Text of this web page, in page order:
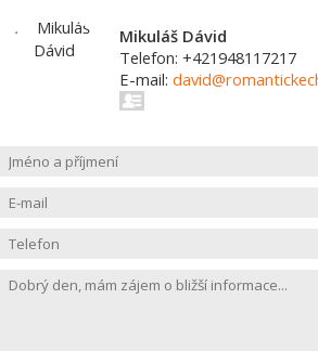
Mikuláš Dávid
Telefon: +421948117217
E-mail: